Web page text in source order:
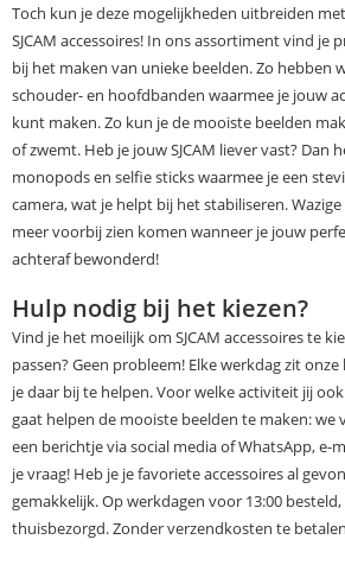
Toch kun je deze mogelijkheden uitbreiden
SJCAM accessoires! In ons assortiment vind je
bij het maken van unieke beelden. Zo hebben
schouder- en hoofdbanden waarmee je jouw
kunt maken. Zo kun je de mooiste beelden
of zwemt. Heb je jouw SJCAM liever vast? Dan
monopods en selfie sticks waarmee je een
camera, wat je helpt bij het stabiliseren.
meer voorbij zien komen wanneer je jouw
achteraf bewonderd!
Hulp nodig bij het kiezen?
Vind je het moeilijk om SJCAM accessoires te
passen? Geen probleem! Elke werkdag zit
je daar bij te helpen. Voor welke activiteit jij
gaat helpen de mooiste beelden te maken: we
een berichtje via social media of WhatsApp, e-
je vraag! Heb je je favoriete accessoires al
gemakkelijk. Op werkdagen voor 13:00
thuisbezorgd. Zonder verzendkosten te